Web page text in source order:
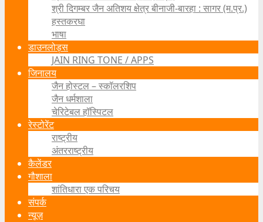
श्री दिगम्बर जैन अतिशय क्षेत्र बीनाजी-बारहा : सागर (म.प्र.)
हस्तकरघा
भाषा
डाउनलोड्स
JAIN RING TONE / APPS
जिनालय
जैन होस्टल – स्कॉलरशिप
जैन धर्मशाला
चेरिटेबल हॉस्पिटल
रेस्टोरेंट
राष्ट्रीय
अंतरराष्ट्रीय
कैलेंडर
गौशाला
शांतिधारा एक परिचय
संपर्क
न्यूज़